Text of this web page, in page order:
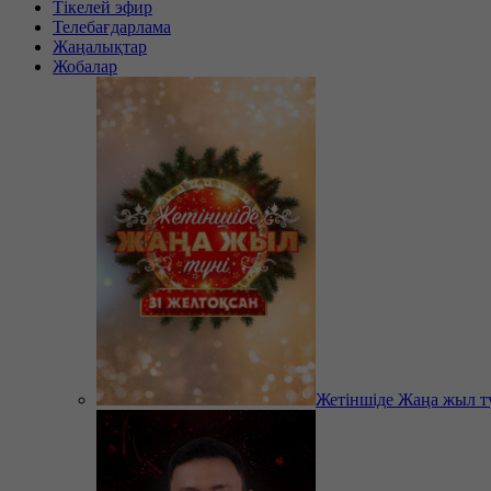
Тікелей эфир
Телебағдарлама
Жаңалықтар
Жобалар
Жетіншіде Жаңа жыл